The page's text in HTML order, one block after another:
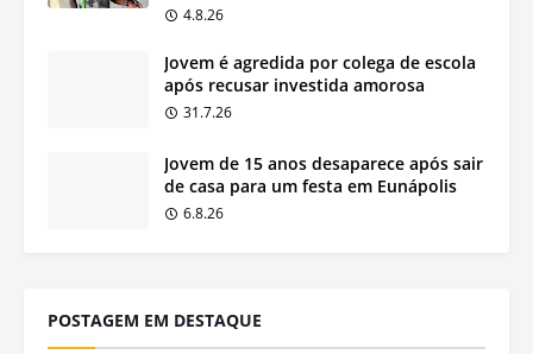
4.8.26
Jovem é agredida por colega de escola
após recusar investida amorosa
31.7.26
Jovem de 15 anos desaparece após sair
de casa para um festa em Eunápolis
6.8.26
POSTAGEM EM DESTAQUE